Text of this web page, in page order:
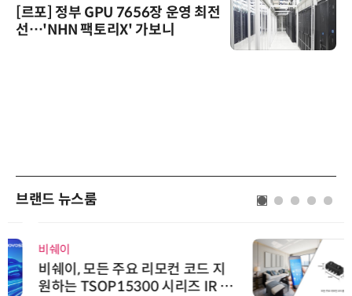
[르포] 정부 GPU 7656장 운영 최전
선…'NHN 팩토리X' 가보니
브랜드 뉴스룸
비쉐이
비쉐이, 모든 주요 리모컨 코드 지
원하는 TSOP15300 시리즈 IR 수